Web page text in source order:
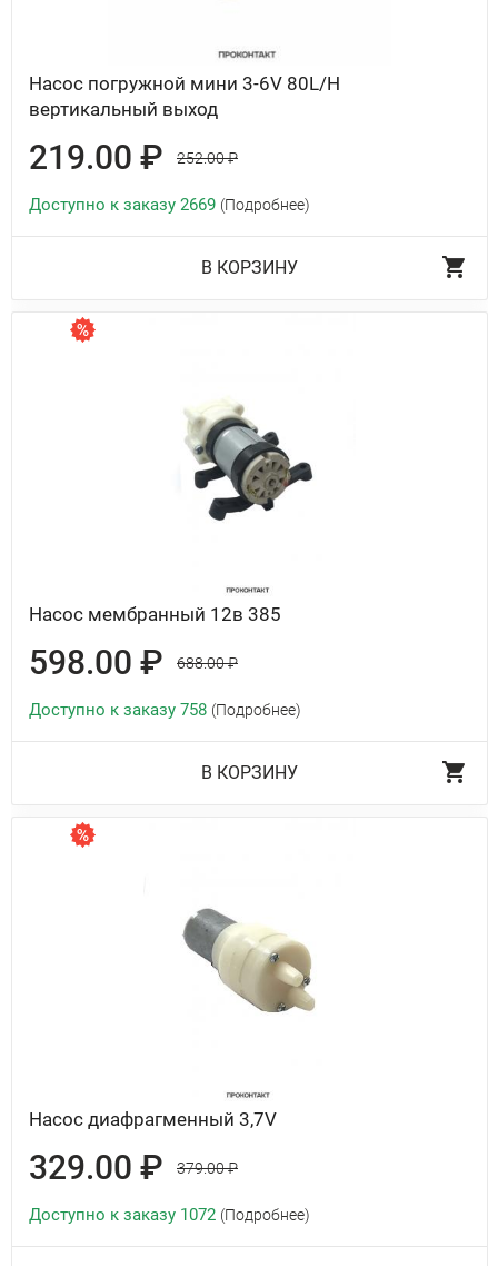
Насос погружной мини 3-6V 80L/H
вертикальный выход
219.00 ₽ 252.00 ₽
Доступно к заказу 2669 (Подробнее)
В КОРЗИНУ
Насос мембранный 12в 385
598.00 ₽ 688.00 ₽
Доступно к заказу 758 (Подробнее)
В КОРЗИНУ
Насос диафрагменный 3,7V
329.00 ₽ 379.00 ₽
Доступно к заказу 1072 (Подробнее)